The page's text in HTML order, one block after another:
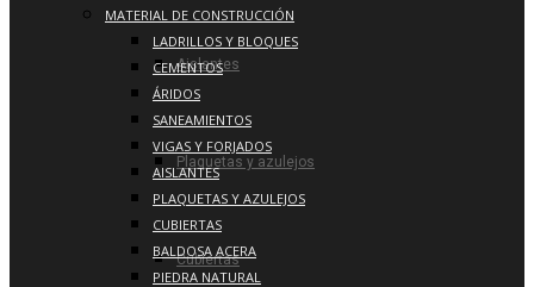
Aislantes
Plaquetas y azulejos
Cubiertas
MATERIAL DE CONSTRUCCIÓN
LADRILLOS Y BLOQUES
CEMENTOS
ÁRIDOS
SANEAMIENTOS
VIGAS Y FORJADOS
AISLANTES
PLAQUETAS Y AZULEJOS
CUBIERTAS
BALDOSA ACERA
PIEDRA NATURAL